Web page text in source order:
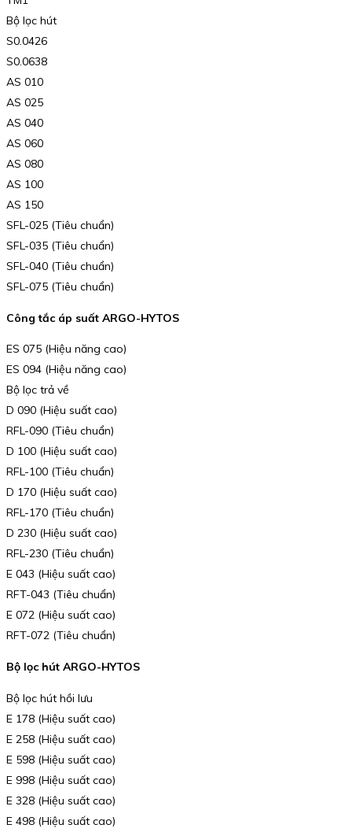
Bộ lọc hút
S0.0426
S0.0638
AS 010
AS 025
AS 040
AS 060
AS 080
AS 100
AS 150
SFL-025 (Tiêu chuẩn)
SFL-035 (Tiêu chuẩn)
SFL-040 (Tiêu chuẩn)
SFL-075 (Tiêu chuẩn)
Công tắc áp suất ARGO-HYTOS
ES 075 (Hiệu năng cao)
ES 094 (Hiệu năng cao)
Bộ lọc trả về
D 090 (Hiệu suất cao)
RFL-090 (Tiêu chuẩn)
D 100 (Hiệu suất cao)
RFL-100 (Tiêu chuẩn)
D 170 (Hiệu suất cao)
RFL-170 (Tiêu chuẩn)
D 230 (Hiệu suất cao)
RFL-230 (Tiêu chuẩn)
E 043 (Hiệu suất cao)
RFT-043 (Tiêu chuẩn)
E 072 (Hiệu suất cao)
RFT-072 (Tiêu chuẩn)
Bộ lọc hút ARGO-HYTOS
Bộ lọc hút hồi lưu
E 178 (Hiệu suất cao)
E 258 (Hiệu suất cao)
E 598 (Hiệu suất cao)
E 998 (Hiệu suất cao)
E 328 (Hiệu suất cao)
E 498 (Hiệu suất cao)